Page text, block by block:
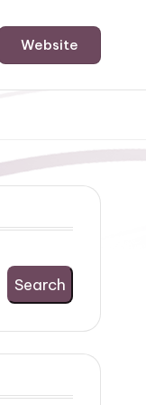
Website
Search